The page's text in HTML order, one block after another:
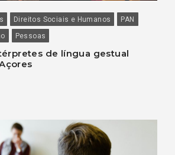
Direitos Sociais e Humanos
PAN
Pessoas
de língua gestual